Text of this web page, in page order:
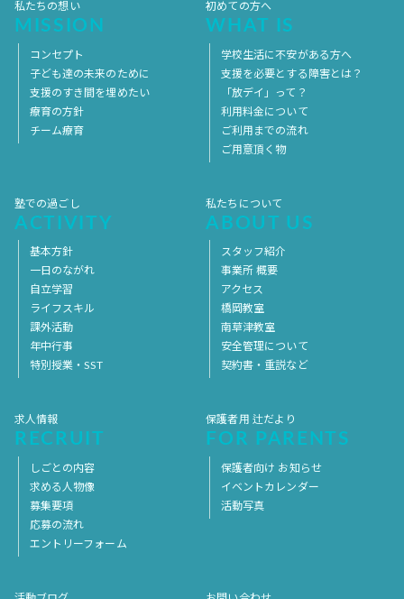
私たちの想い
MISSION
コンセプト
子ども達の未来のために
支援のすき間を埋めたい
療育の方針
チーム療育
初めての方へ
WHAT IS
学校生活に不安がある方へ
支援を必要とする障害とは？
「放デイ」って？
利用料金について
ご利用までの流れ
ご用意頂く物
塾での過ごし
ACTIVITY
基本方針
一日のながれ
自立学習
ライフスキル
課外活動
年中行事
特別授業・SST
私たちについて
ABOUT US
スタッフ紹介
事業所 概要
アクセス
橋岡教室
南草津教室
安全管理について
契約書・重説など
求人情報
RECRUIT
しごとの内容
求める人物像
募集要項
応募の流れ
エントリーフォーム
保護者用 辻だより
FOR PARENTS
保護者向け お知らせ
イベントカレンダー
活動写真